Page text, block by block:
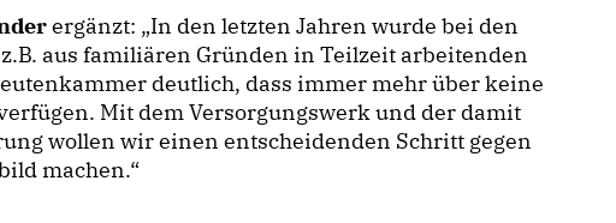
ergänzt: „In den letzten Jahren wurde bei den
aus familiären Gründen in Teilzeit arbeitenden
deutlich, dass immer mehr über keine
Mit dem Versorgungswerk und der damit
wollen wir einen entscheidenden Schritt gegen
machen.“